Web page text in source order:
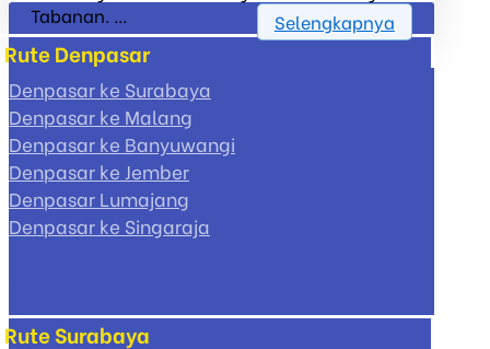
Tabanan. ...
Selengkapnya
Rute Denpasar
Denpasar ke Surabaya
Denpasar ke Malang
Denpasar ke Banyuwangi
Denpasar ke Jember
Denpasar Lumajang
Denpasar ke Singaraja
Rute Surabaya